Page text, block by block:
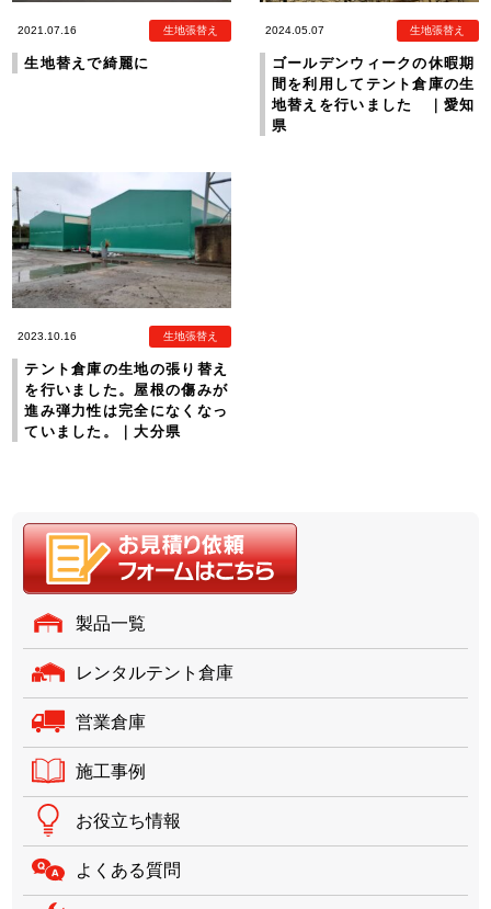
2021.07.16 生地張替え
生地替えで綺麗に
2024.05.07 生地張替え
ゴールデンウィークの休暇期
間を利用してテント倉庫の生
地替えを行いました ｜愛知
県
2023.10.16 生地張替え
テント倉庫の生地の張り替え
を行いました。屋根の傷みが
進み弾力性は完全になくなっ
ていました。｜大分県
製品一覧
レンタルテント倉庫
営業倉庫
施工事例
お役立ち情報
よくある質問